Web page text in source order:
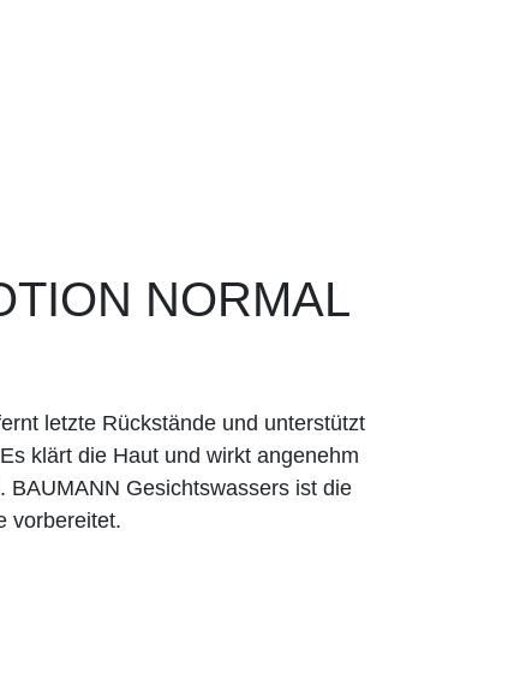
NORMAL
letzte Rückstände und unterstützt
klärt die Haut und wirkt angenehm
BAUMANN Gesichtswassers ist die
vorbereitet.